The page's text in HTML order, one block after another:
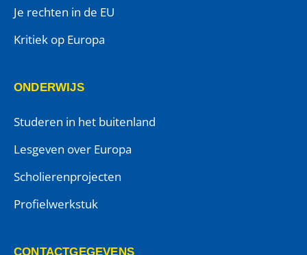
Je rechten in de EU
Kritiek op Europa
ONDERWIJS
Studeren in het buitenland
Lesgeven over Europa
Scholierenprojecten
Profielwerkstuk
CONTACTGEGEVENS